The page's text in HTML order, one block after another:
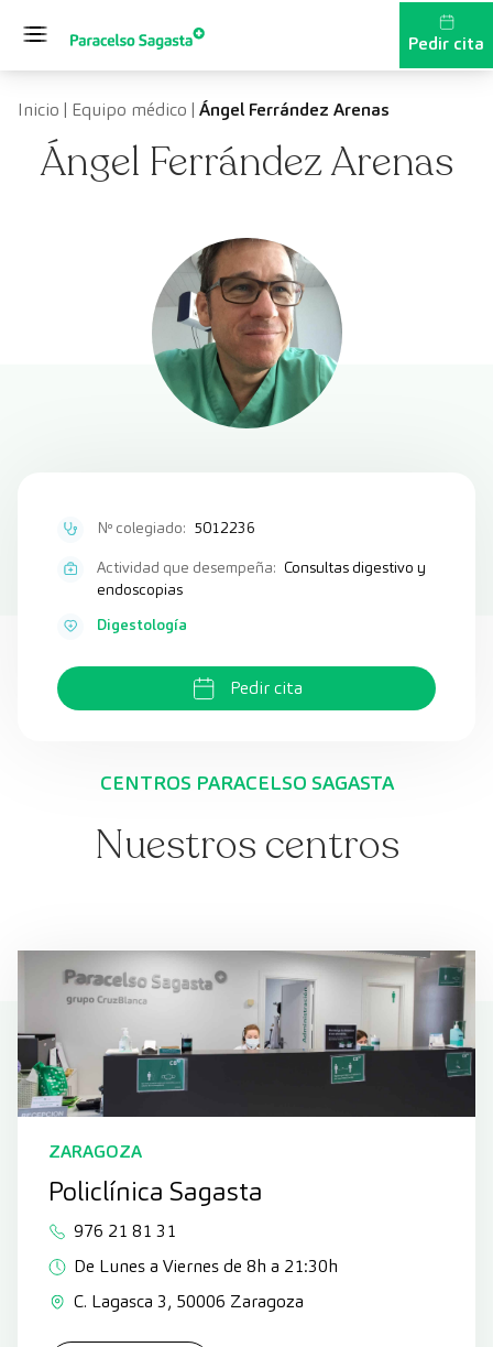
Pedir cita
Inicio | Equipo médico | Ángel Ferrández Arenas
Ángel Ferrández Arenas
Nº colegiado: 5012236
Actividad que desempeña: Consultas digestivo y
endoscopias
Digestología
Pedir cita
CENTROS PARACELSO SAGASTA
Nuestros centros
ZARAGOZA
Policlínica Sagasta
976 21 81 31
De Lunes a Viernes de 8h a 21:30h
C. Lagasca 3, 50006 Zaragoza